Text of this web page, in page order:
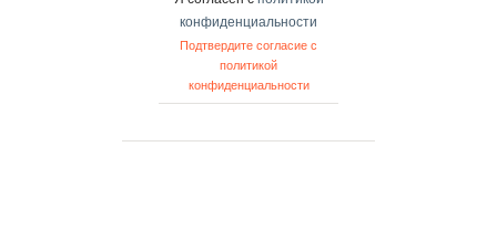
конфиденциальности
Подтвердите согласие с
политикой
конфиденциальности